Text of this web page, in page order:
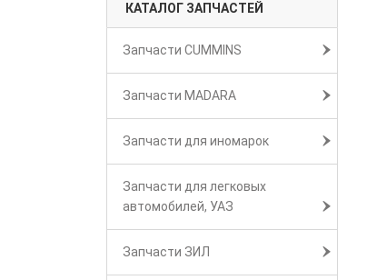
КАТАЛОГ ЗАПЧАСТЕЙ
Запчасти CUMMINS
Запчасти MADARA
Запчасти для иномарок
Запчасти для легковых
автомобилей, УАЗ
Запчасти ЗИЛ